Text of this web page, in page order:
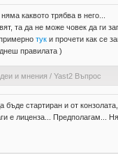
каквото трябва в него...
та да не може човек да ги
туки прочети как се
правилата )
и мнения / Yast2 Въпрос
бъде стартиран и от
е лиценза...